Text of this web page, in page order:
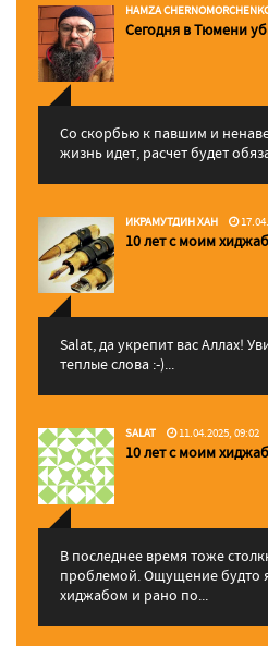
HAMZA
Сегодня в Тюмени
Со скорбью к павшим и
жизнь идет, расчет будет
ИКРАМУТДИН ХАН
10 лет с моим
Salat, да укрепит вас Аллаx!
теплые слова :-)...
SALAT 11.04.2025, 09:02
10 лет с моим
В последнее время тоже
проблемой. Ощущение будто
хиджабом и рано по...